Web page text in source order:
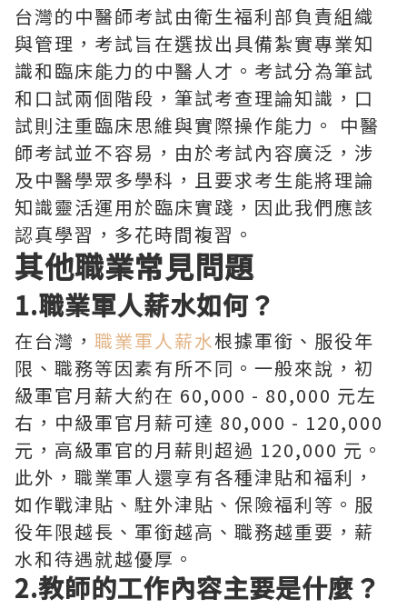
台灣的中醫師考試由衛生福利部負責組織
與管理，考試旨在選拔出具備紮實專業知
識和臨床能力的中醫人才。考試分為筆試
和口試兩個階段，筆試考查理論知識，口
試則注重臨床思維與實際操作能力。 中醫
師考試並不容易，由於考試內容廣泛，涉
及中醫學眾多學科，且要求考生能將理論
知識靈活運用於臨床實踐，因此我們應該
認真學習，多花時間複習。
其他職業常見問題
1.職業軍人薪水如何？
在台灣， 職業軍人薪水根據軍銜、服役年
限、職務等因素有所不同。一般來說，初
級軍官月薪大約在 60,000 - 80,000 元左
右，中級軍官月薪可達 80,000 - 120,000
元，高級軍官的月薪則超過 120,000 元。
此外，職業軍人還享有各種津貼和福利，
如作戰津貼、駐外津貼、保險福利等。服
役年限越長、軍銜越高、職務越重要，薪
水和待遇就越優厚。
2.教師的工作內容主要是什麼？